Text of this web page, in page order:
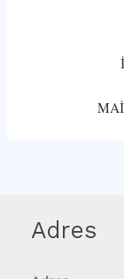
Adres